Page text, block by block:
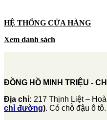
HỆ THỐNG CỬA HÀNG
Xem danh sách
ĐỒNG HỒ MINH TRIỆU -
Địa chỉ: 217 Thịnh Liệt –
chỉ đường). Có chỗ đậu ô tô.